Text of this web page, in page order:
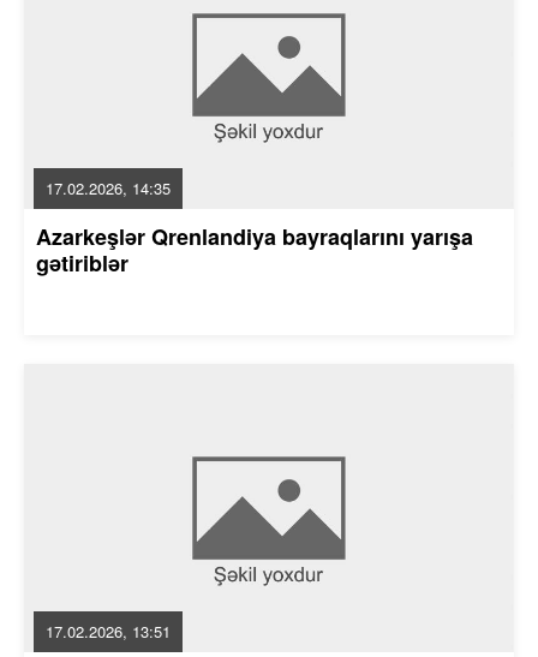
17.02.2026, 14:35
Azarkeşlər Qrenlandiya bayraqlarını yarışa
gətiriblər
17.02.2026, 13:51